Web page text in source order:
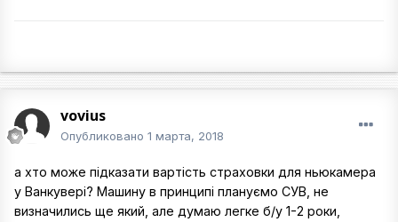
vovius
Опубликовано 1 марта, 2018
а хто може підказати вартість страховки для ньюкамера
у Ванкувері? Машину в принципі плануємо СУВ, не
визначились ще який, але думаю легке б/у 1-2 роки,